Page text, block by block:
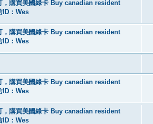
，購買美國綠卡 Buy canadian resident
ID：Wes
，購買美國綠卡 Buy canadian resident
ID：Wes
，購買美國綠卡 Buy canadian resident
ID：Wes
，購買美國綠卡 Buy canadian resident
ID：Wes